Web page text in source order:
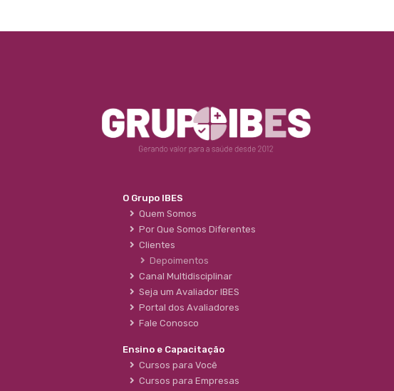
O Grupo IBES
Quem Somos
Por Que Somos Diferentes
Clientes
Depoimentos
Canal Multidisciplinar
Seja um Avaliador IBES
Portal dos Avaliadores
Fale Conosco
Ensino e Capacitação
Cursos para Você
Cursos para Empresas